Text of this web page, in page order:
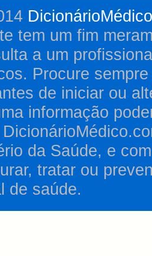
tem um fim
a um
Procure
de iniciar ou
informação
da Saúde, e
tratar ou
de saúde.